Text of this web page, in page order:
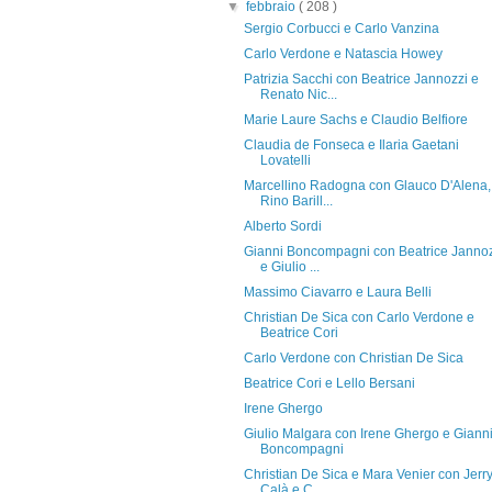
▼febbraio( 208 )
Sergio Corbucci e Carlo Vanzina
Carlo Verdone e Natascia Howey
Patrizia Sacchi con Beatrice Jannozzi e
Renato Nic...
Marie Laure Sachs e Claudio Belfiore
Claudia de Fonseca e Ilaria Gaetani
Lovatelli
Marcellino Radogna con Glauco D'Alena,
Rino Barill...
Alberto Sordi
Gianni Boncompagni con Beatrice
e Giulio ...
Massimo Ciavarro e Laura Belli
Christian De Sica con Carlo Verdone e
Beatrice Cori
Carlo Verdone con Christian De Sica
Beatrice Cori e Lello Bersani
Irene Ghergo
Giulio Malgara con Irene Ghergo e Gianni
Boncompagni
Christian De Sica e Mara Venier con Jerry